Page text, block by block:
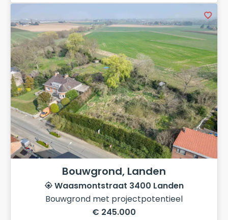
Bouwgrond, Landen
Waasmontstraat 3400 Landen
Bouwgrond met projectpotentieel
€ 245.000